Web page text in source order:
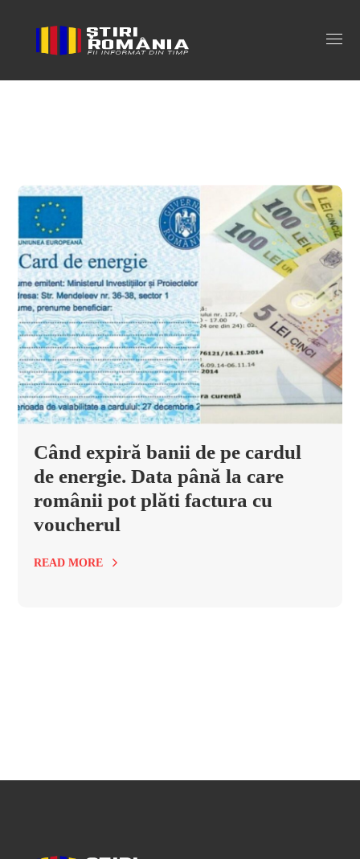
card energie Tag
Când expiră banii de pe cardul
de energie. Data până la care
românii pot plăti factura cu
voucherul
READ MORE